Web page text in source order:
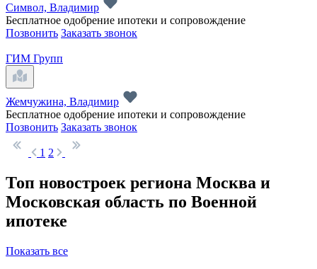
Символ, Владимир
Бесплатное одобрение ипотеки и сопровождение
Позвонить Заказать звонок
ГИМ Групп
Жемчужина, Владимир
Бесплатное одобрение ипотеки и сопровождение
Позвонить Заказать звонок
1 2
Топ новостроек региона Москва и
Московская область по Военной
ипотеке
Показать все